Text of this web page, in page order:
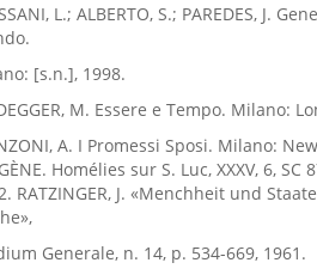
L.; ALBERTO, S.; PAREDES, J.
[s.n.], 1998.
M. Essere e Tempo. Milano:
A. I Promessi Sposi. Milano:
Homélies sur S. Luc, XXXV, 6,
RATZINGER, J. «Menchheit und
Generale, n. 14, p. 534-669, 1961.